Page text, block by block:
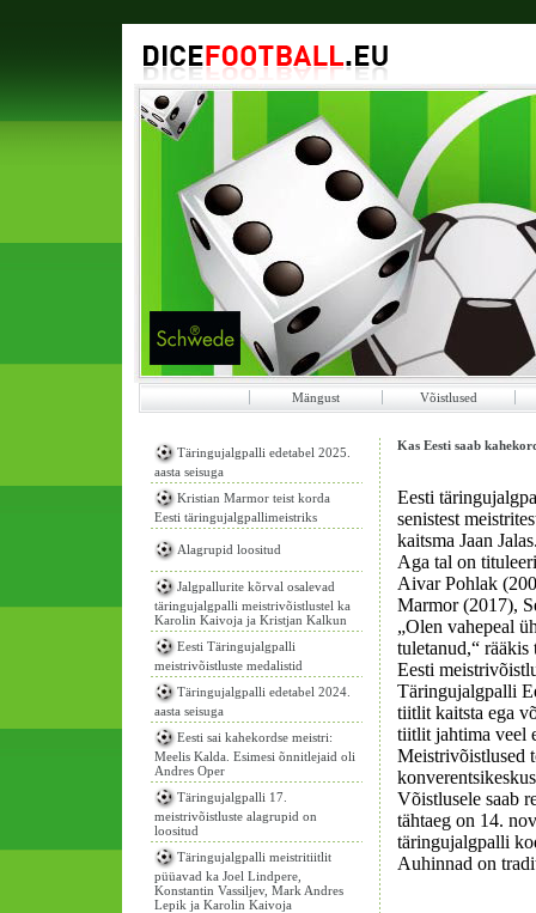
Mängust Võistlused
Täringujalgpalli edetabel 2025.
aasta seisuga
Kristian Marmor teist korda
Eesti täringujalgpallimeistriks
Alagrupid loositud
Jalgpallurite kõrval osalevad
täringujalgpalli meistrivõistlustel ka
Karolin Kaivoja ja Kristjan Kalkun
Eesti Täringujalgpalli
meistrivõistluste medalistid
Täringujalgpalli edetabel 2024.
aasta seisuga
Eesti sai kahekordse meistri:
Meelis Kalda. Esimesi õnnitlejaid oli
Andres Oper
Täringujalgpalli 17.
meistrivõistluste alagrupid on
loositud
Täringujalgpalli meistritiitlit
püüavad ka Joel Lindpere,
Konstantin Vassiljev, Mark Andres
Lepik ja Karolin Kaivoja
Kas Eesti saab
Eesti
senistest
kaitsma Jaan
Aga tal on
Aivar Pohlak
Marmor (2017),
„Olen vahepeal
tuletanud,“ rääkis
Eesti
Täringujalgpalli
tiitlit kaitsta ega
tiitlit jahtima veel
Meistrivõistlused
Võistlusele saab
tähtaeg on 14.
täringujalgpalli
Auhinnad on